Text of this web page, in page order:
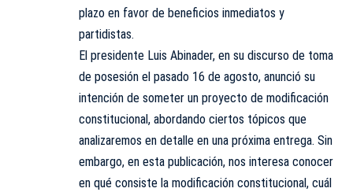
plazo en favor de beneficios inmediatos y
partidistas.
El presidente Luis Abinader, en su discurso de toma
de posesión el pasado 16 de agosto, anunció su
intención de someter un proyecto de modificación
constitucional, abordando ciertos tópicos que
analizaremos en detalle en una próxima entrega. Sin
embargo, en esta publicación, nos interesa conocer
en qué consiste la modificación constitucional, cuál